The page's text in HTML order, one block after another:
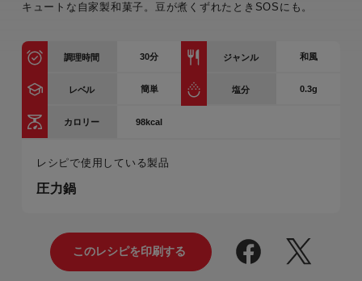
キュートな自家製和菓子。豆が煮くずれたときSOSにも。
調理時間 30分 ジャンル 和風
レベル 簡単 塩分 0.3g
カロリー 98kcal
レシピで使用している製品
圧力鍋